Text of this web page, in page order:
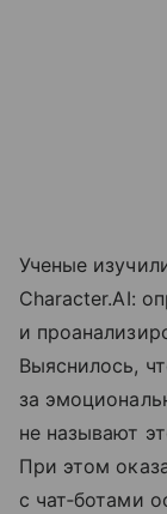
Ученые
Character.AI:
и
Выяснилось,
за
не называют
При этом
с чат‑ботами